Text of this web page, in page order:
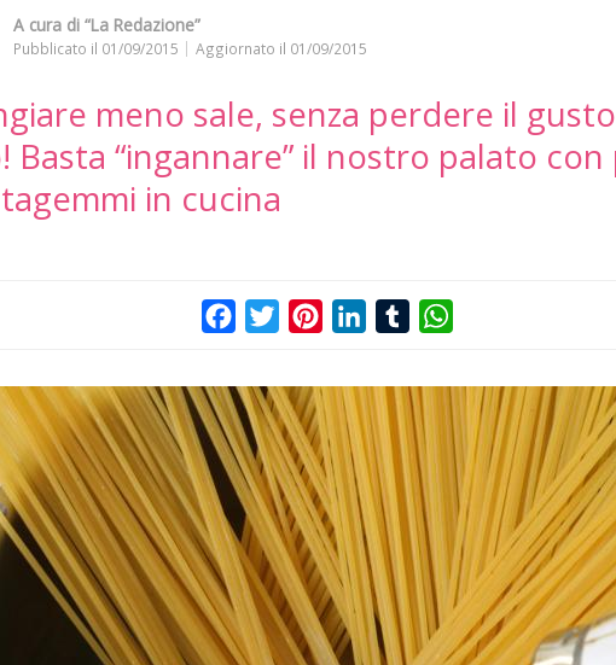
A cura di “La Redazione”
Pubblicato il 01/09/2015 Aggiornato il 01/09/2015
meno sale, senza perdere il
Basta “ingannare” il nostro palato con
in cucina
FacebookTwitterPinterestLinkedInTumblr